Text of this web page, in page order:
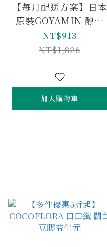
【每月配送方案】日本
原裝GOYAMIN 醇顧
寧｜日本苦瓜多醣體 |
推廣期間半價
NT$913
NT$1,826
加入購物車